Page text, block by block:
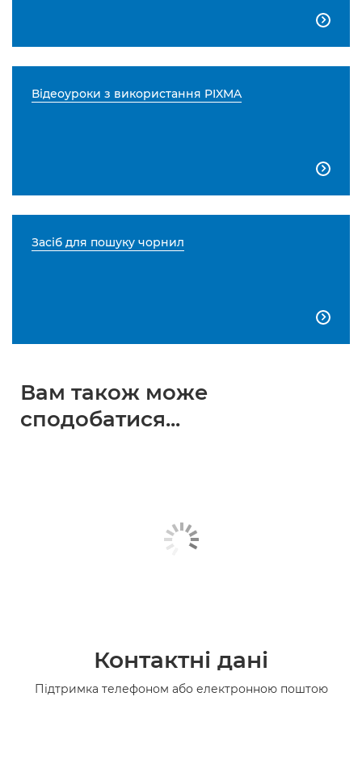

Відеоуроки з використання PIXMA

Засіб для пошуку чорнил

Вам також може
сподобатися...
Контактні дані
Підтримка телефоном або електронною поштою